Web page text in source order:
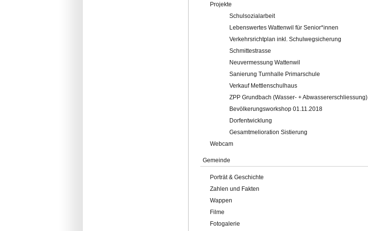
Projekte
Schulsozialarbeit
Lebenswertes Wattenwil für Senior*innen
Verkehrsrichtplan inkl. Schulwegsicherung
Schmittestrasse
Neuvermessung Wattenwil
Sanierung Turnhalle Primarschule
Verkauf Mettlenschulhaus
ZPP Grundbach (Wasser- + Abwassererschliessung)
Bevölkerungsworkshop 01.11.2018
Dorfentwicklung
Gesamtmelioration Sistierung
Webcam
Gemeinde
Porträt & Geschichte
Zahlen und Fakten
Wappen
Filme
Fotogalerie